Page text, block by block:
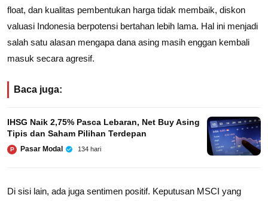
float, dan kualitas pembentukan harga tidak membaik, diskon
valuasi Indonesia berpotensi bertahan lebih lama. Hal ini menjadi
salah satu alasan mengapa dana asing masih enggan kembali
masuk secara agresif.
Baca juga:
IHSG Naik 2,75% Pasca Lebaran, Net Buy Asing
Tipis dan Saham Pilihan Terdepan
P Pasar Modal 134 hari
Di sisi lain, ada juga sentimen positif. Keputusan MSCI yang